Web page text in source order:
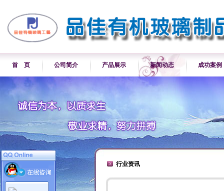
首 页 公司简介 产品展示 新闻动态 成功案例
行业资讯